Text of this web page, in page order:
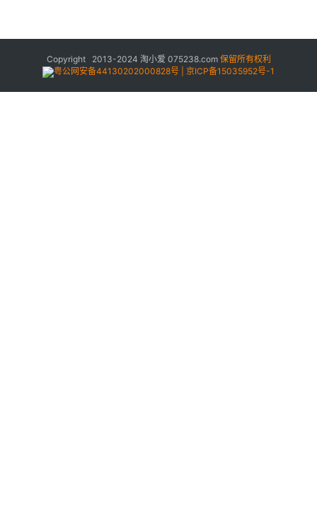
Copyright 2013-2024 淘小爱 075238.com 保留所有权利
粤公网安备44130202000828号 | 京ICP备15035952号-1